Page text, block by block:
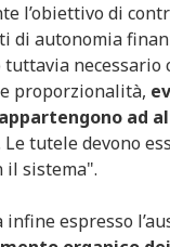
l’obiettivo di
di autonomia
necessario
proporzionalità,
ad
Le tutele devono
il sistema".
espresso